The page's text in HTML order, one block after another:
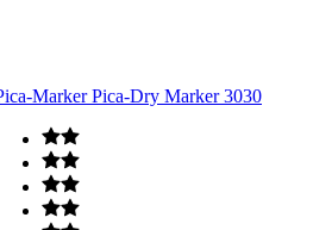
Marker Pica-Dry Marker 3030